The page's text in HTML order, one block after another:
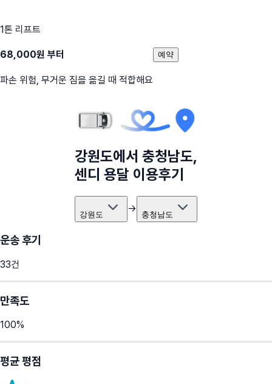
1톤 리프트
68,000원 부터
파손 위험, 무거운 짐을 옮길 때 적합해요
예약
강원도에서 충청남도,
센디 용달 이용후기
강원도 → 충청남도
운송 후기
33건
만족도
100%
평균 평점